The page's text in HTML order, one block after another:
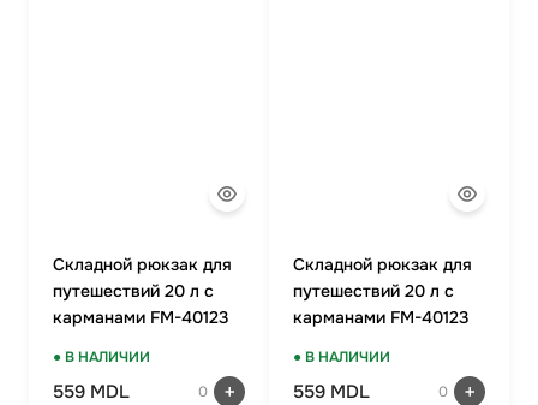
Складной рюкзак для
путешествий 20 л с
карманами FM-40123
● В НАЛИЧИИ
559 MDL 0
Складной рюкзак для
путешествий 20 л с
карманами FM-40123
● В НАЛИЧИИ
559 MDL 0